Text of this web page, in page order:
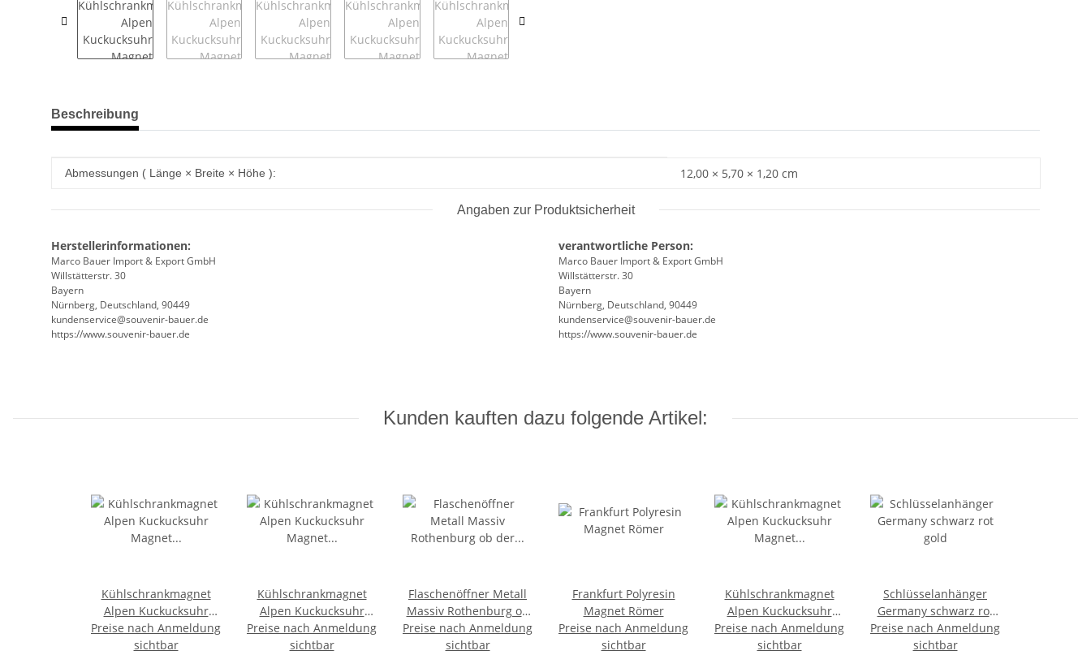
weitere Registerkarten anzeigen
Beschreibung
Produkteigenschaft
Wert
Abmessungen ( Länge × Breite × Höhe ): 12,00 × 5,70 × 1,20 cm
Angaben zur Produktsicherheit
Herstellerinformationen:
Marco Bauer Import & Export GmbH
Willstätterstr. 30
Bayern
Nürnberg, Deutschland, 90449
kundenservice@souvenir-bauer.de
https://www.souvenir-bauer.de
verantwortliche Person:
Marco Bauer Import & Export GmbH
Willstätterstr. 30
Bayern
Nürnberg, Deutschland, 90449
kundenservice@souvenir-bauer.de
https://www.souvenir-bauer.de
Kunden kauften dazu folgende Artikel:
Kühlschrankmagnet
Alpen Kuckucksuhr
Magnet
Urlaubserinnerung
Preise nach Anmeldung
sichtbar
Kühlschrankmagnet
Alpen Kuckucksuhr
Magnet
LiebespaarMitbringsel
Preise nach Anmeldung
sichtbar
Flaschenöffner Metall
Massiv Rothenburg ob
der Tauber - Silber
Preise nach Anmeldung
sichtbar
Frankfurt Polyresin
Magnet Römer
Preise nach Anmeldung
sichtbar
Kühlschrankmagnet
Alpen Kuckucksuhr
Magnet Reisemagnet
Mitbringsel Deko -
Preise nach Anmeldung
sichtbar
Schlüsselanhänger
Germany schwarz rot
gold
Preise nach Anmeldung
sichtbar